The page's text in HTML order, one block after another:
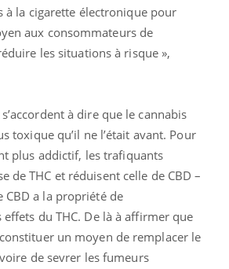
à la cigarette électronique pour
aux consommateurs de
les situations à risque »,
à dire que le cannabis
toxique qu’il ne l’était avant. Pour
plus addictif, les trafiquants
de THC et réduisent celle de CBD –
CBD a la propriété de
du THC. De là à affirmer que
un moyen de remplacer le
de sevrer les fumeurs